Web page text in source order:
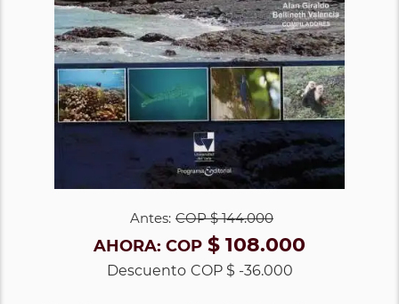
Antes: COP$ 144.000
AHORA: COP $ 108.000
Descuento COP $ -36.000